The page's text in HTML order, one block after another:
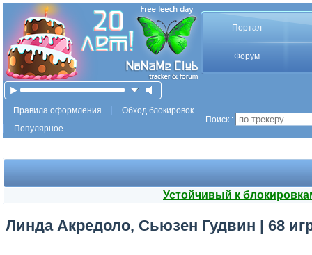
Портал
Форум
Правила оформления
Обход блокировок
Популярное
Поиск :
Устойчивый к
Линда Акредоло, Сьюзен Гудвин | 68